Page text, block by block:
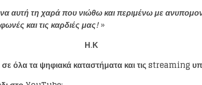
αυτή τη χαρά που νιώθω και περιμένω με
και τις καρδιές μας!»
σε όλα τα ψηφιακά καταστήματα και τις streaming